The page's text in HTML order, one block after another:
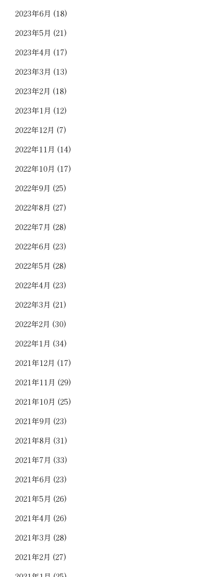
2023年6月 (18)
2023年5月 (21)
2023年4月 (17)
2023年3月 (13)
2023年2月 (18)
2023年1月 (12)
2022年12月 (7)
2022年11月 (14)
2022年10月 (17)
2022年9月 (25)
2022年8月 (27)
2022年7月 (28)
2022年6月 (23)
2022年5月 (28)
2022年4月 (23)
2022年3月 (21)
2022年2月 (30)
2022年1月 (34)
2021年12月 (17)
2021年11月 (29)
2021年10月 (25)
2021年9月 (23)
2021年8月 (31)
2021年7月 (33)
2021年6月 (23)
2021年5月 (26)
2021年4月 (26)
2021年3月 (28)
2021年2月 (27)